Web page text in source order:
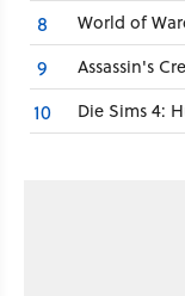
8 World of
9 Assassin's
10 Die Sims 4: